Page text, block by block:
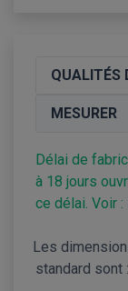
QUALITÉS
MESURER
Délai de
à 18 jours
ce délai. Voir :
Les
standard sont :